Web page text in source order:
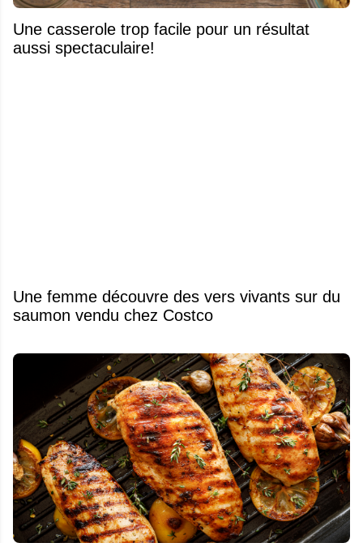
Une casserole trop facile pour un résultat
aussi spectaculaire!
Une femme découvre des vers vivants sur du
saumon vendu chez Costco